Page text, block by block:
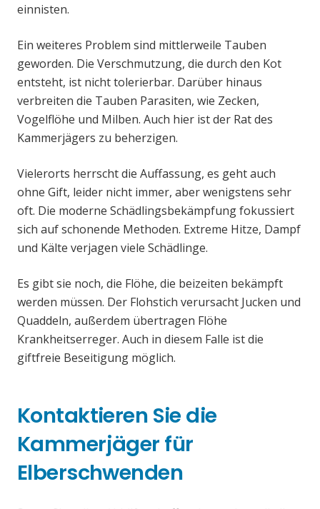
einnisten.
Ein weiteres Problem sind mittlerweile Tauben
geworden. Die Verschmutzung, die durch den Kot
entsteht, ist nicht tolerierbar. Darüber hinaus
verbreiten die Tauben Parasiten, wie Zecken,
Vogelflöhe und Milben. Auch hier ist der Rat des
Kammerjägers zu beherzigen.
Vielerorts herrscht die Auffassung, es geht auch
ohne Gift, leider nicht immer, aber wenigstens sehr
oft. Die moderne Schädlingsbekämpfung fokussiert
sich auf schonende Methoden. Extreme Hitze, Dampf
und Kälte verjagen viele Schädlinge.
Es gibt sie noch, die Flöhe, die beizeiten bekämpft
werden müssen. Der Flohstich verursacht Jucken und
Quaddeln, außerdem übertragen Flöhe
Krankheitserreger. Auch in diesem Falle ist die
giftfreie Beseitigung möglich.
Kontaktieren Sie die
Kammerjäger für
Elberschwenden